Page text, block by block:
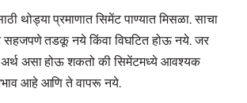
थोड्या प्रमाणात सिमेंट पाण्यात मिसळा. साचा
सहजपणे तडकू नये किंवा विघटित होऊ नये. जर
असा होऊ शकतो की सिमेंटमध्ये आवश्यक
आहे आणि ते वापरू नये.